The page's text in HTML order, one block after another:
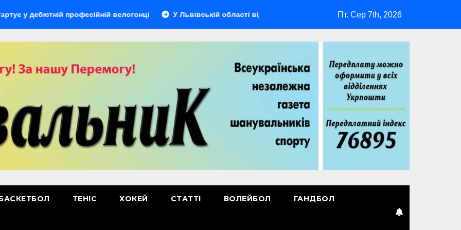
професійній велогонці У Львівській області відбудеться мультиспортивний табір ГАРТ 2026 – як долучитися
Пт. Сер 7th, 2026
ТЕНІС ХОКЕЙ СТАТТІ ВОЛЕЙБОЛ ГАНДБОЛ